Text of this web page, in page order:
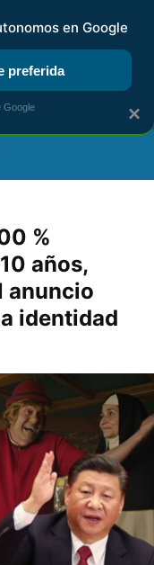
RENTA
%
años,
anuncio
identidad
×
en Google
preferida
Google